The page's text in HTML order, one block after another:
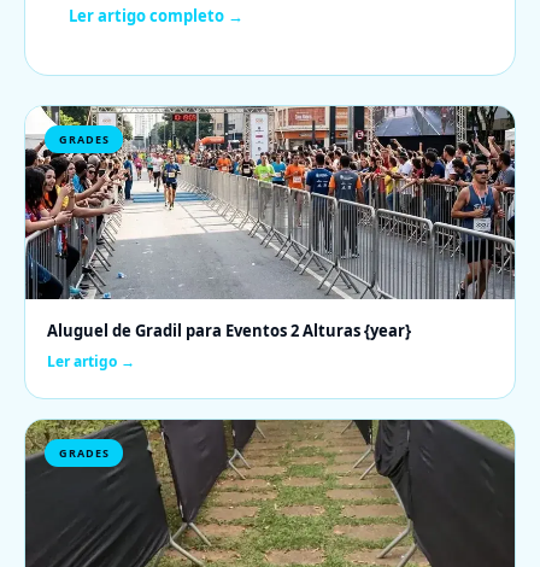
Ler artigo completo →
GRADES
Aluguel de Gradil para Eventos 2 Alturas {year}
Ler artigo →
GRADES